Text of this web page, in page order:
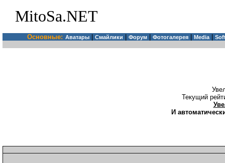
MitoSa.NET
Основные: Аватары Смайлики Форум Фотогалерея Media|
Текущий
И